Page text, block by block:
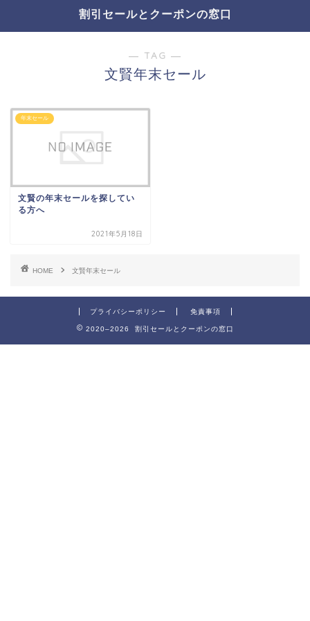
割引セールとクーポンの窓口
― TAG ―
文賢年末セール
年末セール
文賢の年末セールを探してい
る方へ
2021年5月18日
HOME 文賢年末セール
プライバシーポリシー 免責事項
2020–2026 割引セールとクーポンの窓口